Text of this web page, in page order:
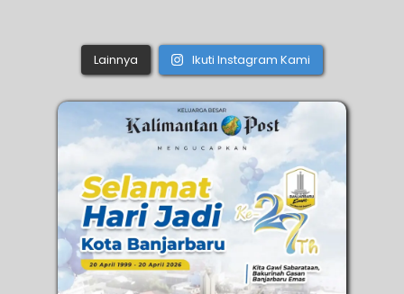
Lainnya Ikuti Instagram Kami